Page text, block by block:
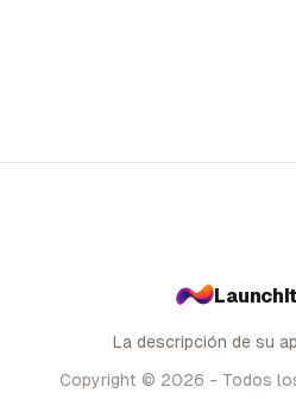
La descripción de su
Copyright © 2026 - Todos